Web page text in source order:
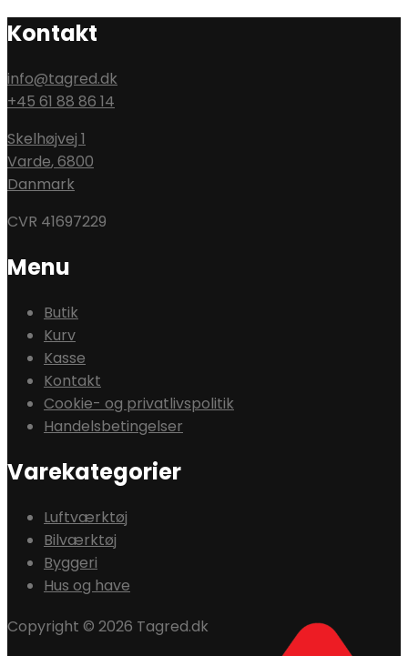
Kontakt
info@tagred.dk
+45 61 88 86 14
Skelhøjvej 1
Varde,6800
Danmark
CVR 41697229
Menu
Butik
Kurv
Kasse
Kontakt
Cookie- og privatlivspolitik
Handelsbetingelser
Varekategorier
Luftværktøj
Bilværktøj
Byggeri
Hus og have
Copyright © 2026 Tagred.dk